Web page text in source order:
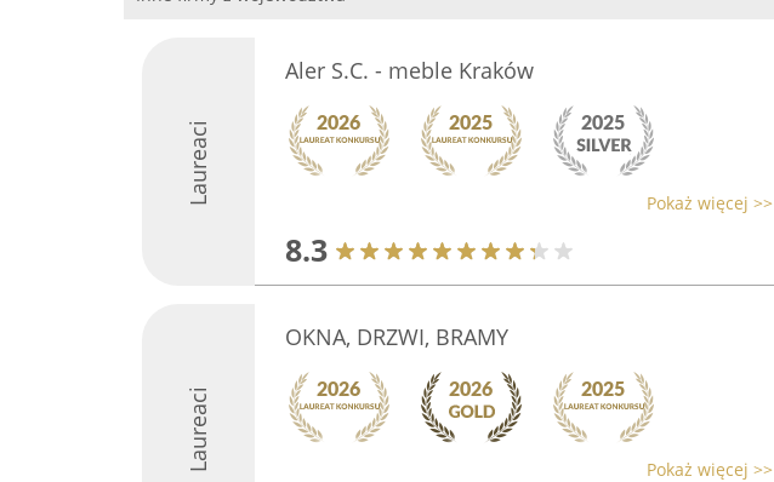
Laureaci
Aler S.C. - meble Kraków
Pokaż więcej >>
8.3
Laureaci
OKNA, DRZWI, BRAMY
Pokaż więcej >>